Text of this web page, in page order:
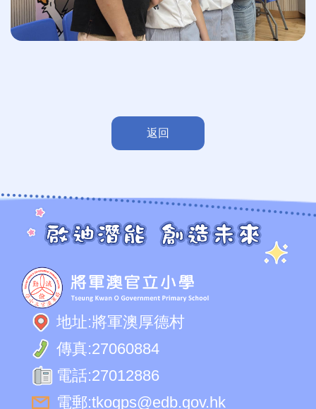
返回
地址:將軍澳厚德村
傳真:27060884
電話:27012886
電郵:tkogps@edb.gov.hk